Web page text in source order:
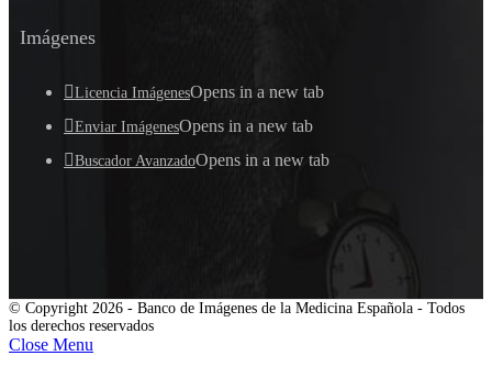
Imágenes
Licencia ImágenesOpens in a new tab
Enviar ImágenesOpens in a new tab
Buscador AvanzadoOpens in a new tab
© Copyright 2026 - Banco de Imágenes de la Medicina Española - Todos
los derechos reservados
Close Menu